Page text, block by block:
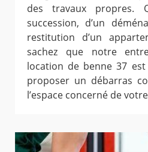
des travaux propres.
succession, d’un
restitution d’un
sachez que notre
location de benne 37
proposer un débarras
l’espace concerné de